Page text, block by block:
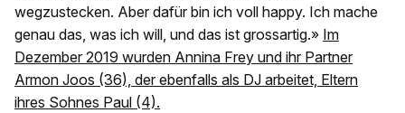
wegzustecken. Aber dafür bin ich voll happy. Ich mache
genau das, was ich will, und das ist grossartig.» Im
Dezember 2019 wurden Annina Frey und ihr Partner
Armon Joos (36), der ebenfalls als DJ arbeitet, Eltern
ihres Sohnes Paul (4).